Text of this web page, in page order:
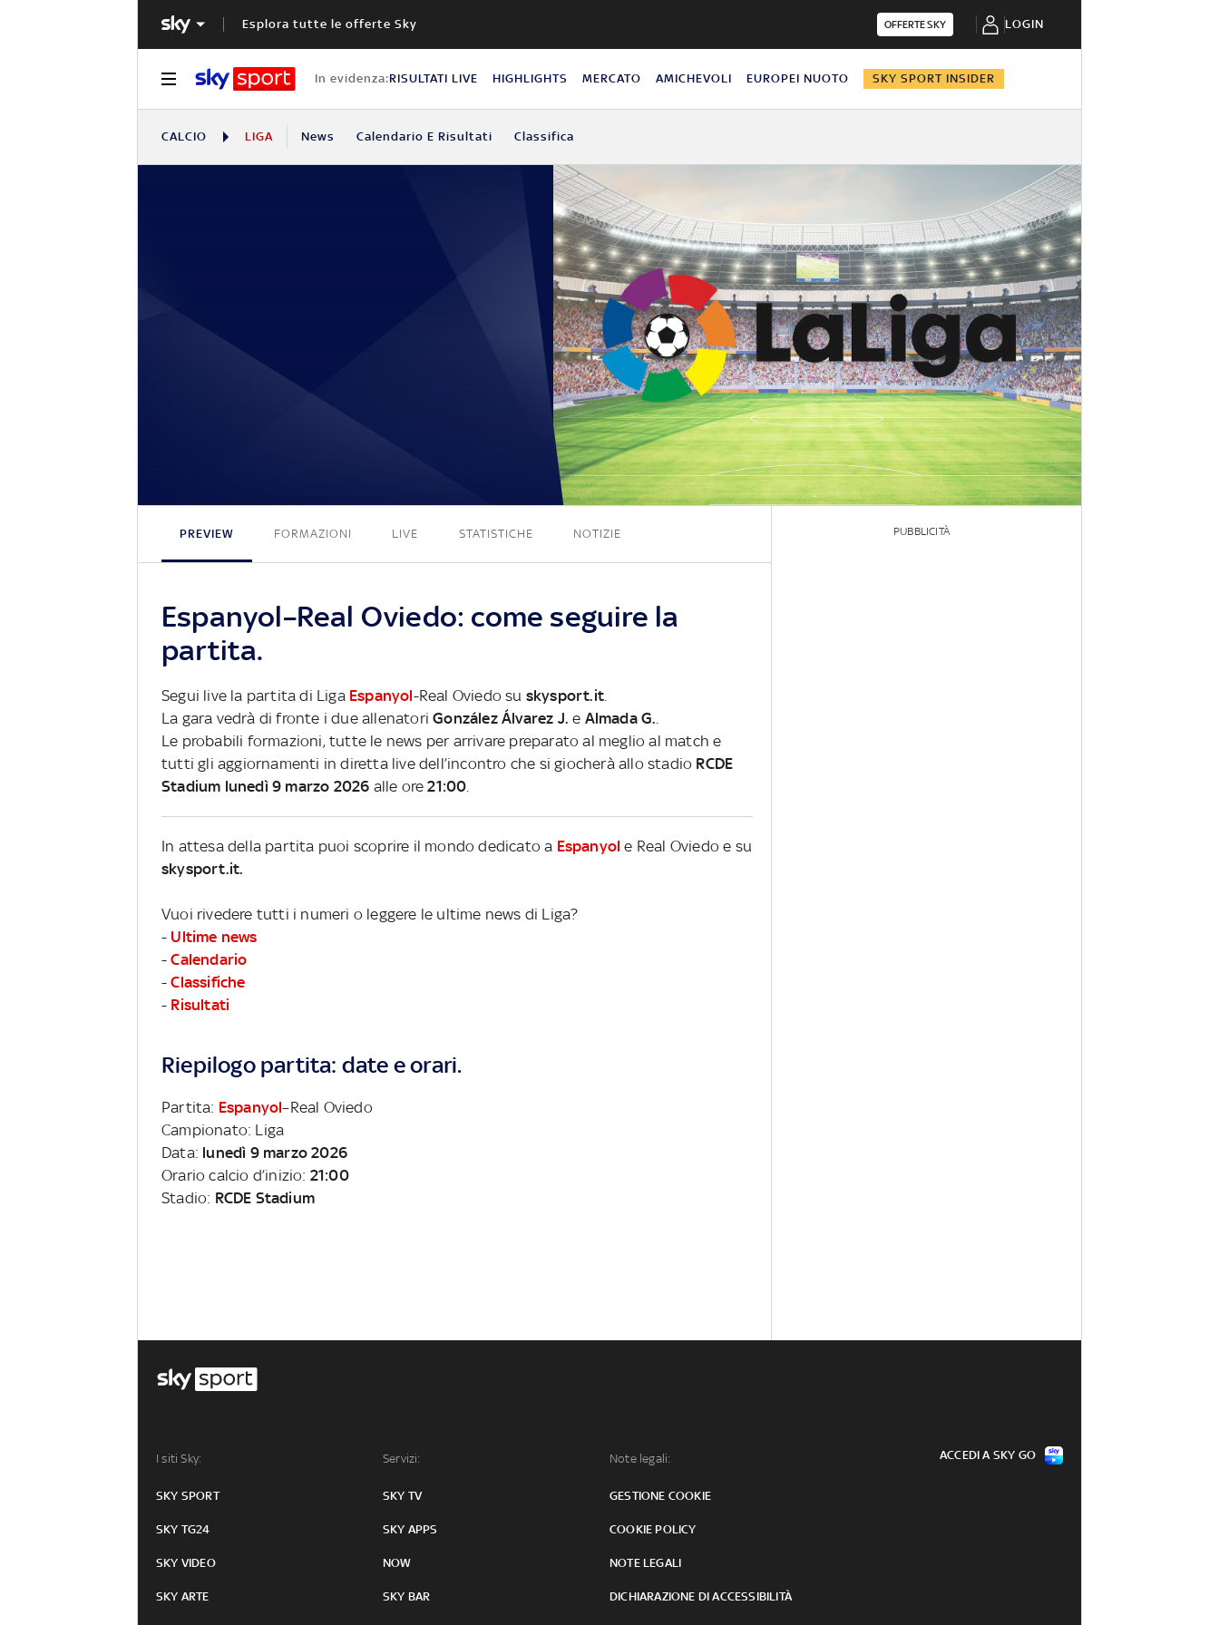
Esplora tutte le offerte Sky OFFERTE SKY LOGIN
In evidenza:RISULTATI LIVE HIGHLIGHTS MERCATO AMICHEVOLI EUROPEI NUOTO SKY SPORT INSIDER
CALCIO LIGA News Calendario E Risultati Classifica
1 - 1
PREVIEW FORMAZIONI LIVE STATISTICHE NOTIZIE
Espanyol–Real Oviedo: come seguire la
partita.
Segui live la partita di Liga Espanyol-Real Oviedo su skysport.it
La gara vedrà di fronte i due allenatoriGonzález Álvarez J. e Almada G.
Le probabili formazioni, tutte le news per arrivare preparato al meglio al match e
tutti gli aggiornamenti in diretta live dell’incontro che si giocherà allo stadio RCDE
Stadium lunedì 9 marzo 2026 alle ore21:00
In attesa della partita puoi scoprire il mondo dedicato a Espanyol e Real Oviedo e su
skysport.it.
Vuoi rivedere tutti i numeri o leggere le ultime news di Liga?
- Ultime news
-Calendario
-Classifiche
- Risultati
Riepilogo partita: date e orari.
Partita: Espanyol–Real Oviedo
Campionato: Liga
Data: lunedì 9 marzo 2026
Orario calcio d’inizio: 21:00
Stadio: RCDE Stadium
PUBBLICITÀ
I siti Sky:
SKY SPORT
SKY TG24
SKY VIDEO
SKY ARTE
Servizi:
SKY TV
SKY APPS
NOW
SKY BAR
Note legali:
GESTIONE COOKIE
COOKIE POLICY
NOTE LEGALI
DICHIARAZIONE DI ACCESSIBILITÀ
ACCEDI A SKY GO